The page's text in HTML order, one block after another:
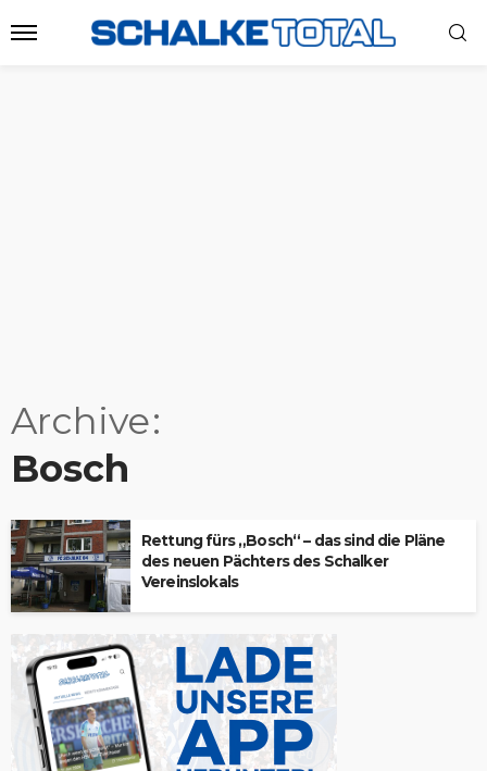
Archive
Bosch
Rettung fürs „Bosch“ – das sind die Pläne
des neuen Pächters des Schalker
Vereinslokals